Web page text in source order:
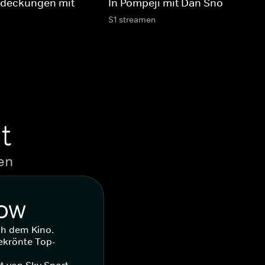
mit In Pompeji mit Dan Snow
S1 streamen
dem Kino.
Top-